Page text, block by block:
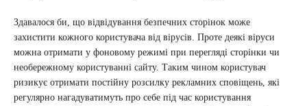
Здавалося би, що відвідування безпечних сторінок може
захистити кожного користувача від вірусів. Проте деякі віруси
можна отримати у фоновому режимі при перегляді сторінки чи
необережному користуванні сайту. Таким чином користувач
ризикує отримати постійну розсилку рекламних сповіщень, які
регулярно нагадуватимуть про себе під час користування